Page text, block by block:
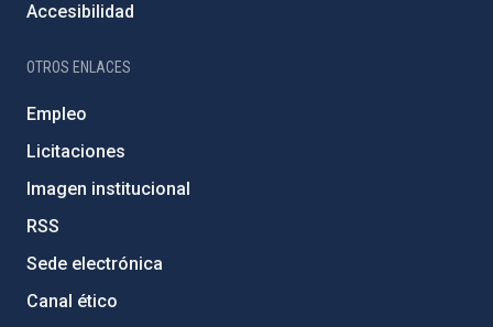
Accesibilidad
OTROS ENLACES
Empleo
Licitaciones
Imagen institucional
RSS
Sede electrónica
Canal ético